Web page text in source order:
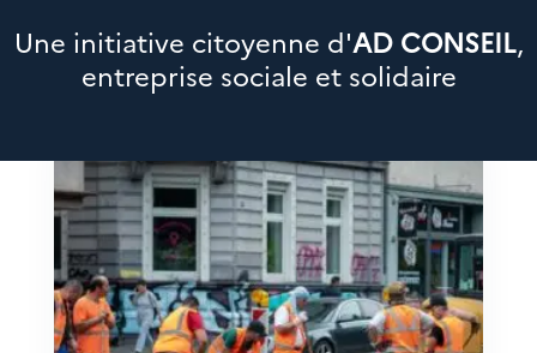
Une initiative citoyenne d'AD CONSEIL,
entreprise sociale et solidaire